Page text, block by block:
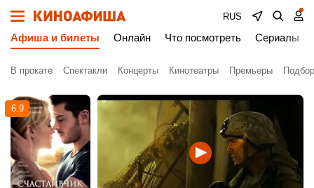
RUS
Афиша и билеты Онлайн Что посмотреть Сериалы
В прокате Спектакли Концерты Кинотеатры Премьеры
6.9